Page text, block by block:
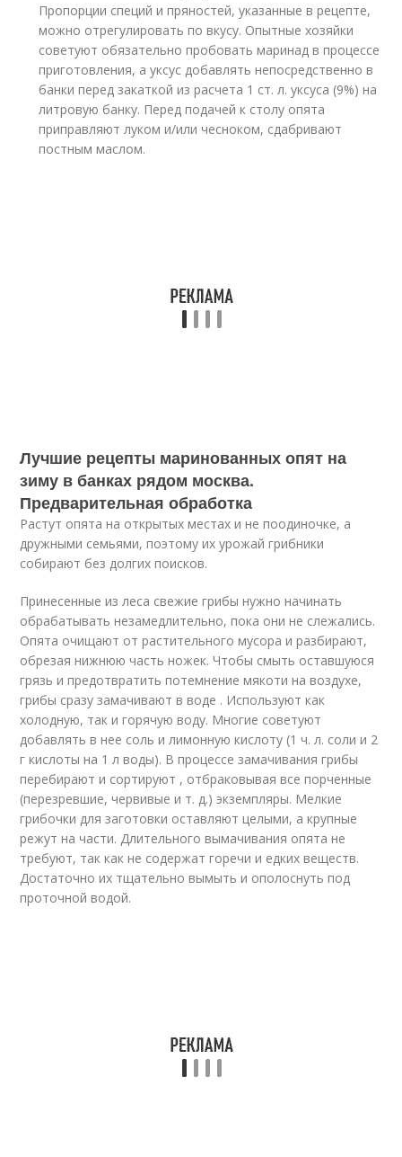
Пропорции специй и пряностей, указанные в рецепте,
можно отрегулировать по вкусу. Опытные хозяйки
советуют обязательно пробовать маринад в процессе
приготовления, а уксус добавлять непосредственно в
банки перед закаткой из расчета 1 ст. л. уксуса (9%) на
литровую банку. Перед подачей к столу опята
приправляют луком и/или чесноком, сдабривают
постным маслом.
Лучшие рецепты маринованных опят на
зиму в банках рядом москва.
Предварительная обработка
Растут опята на открытых местах и не поодиночке, а
дружными семьями, поэтому их урожай грибники
собирают без долгих поисков.
Принесенные из леса свежие грибы нужно начинать
обрабатывать незамедлительно, пока они не слежались.
Опята очищают от растительного мусора и разбирают,
обрезая нижнюю часть ножек. Чтобы смыть оставшуюся
грязь и предотвратить потемнение мякоти на воздухе,
грибы сразу замачивают в воде . Используют как
холодную, так и горячую воду. Многие советуют
добавлять в нее соль и лимонную кислоту (1 ч. л. соли и 2
г кислоты на 1 л воды). В процессе замачивания грибы
перебирают и сортируют , отбраковывая все порченные
(перезревшие, червивые и т. д.) экземпляры. Мелкие
грибочки для заготовки оставляют целыми, а крупные
режут на части. Длительного вымачивания опята не
требуют, так как не содержат горечи и едких веществ.
Достаточно их тщательно вымыть и ополоснуть под
проточной водой.